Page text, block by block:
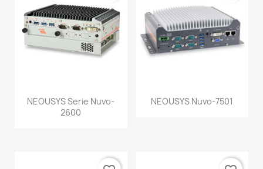
NEOUSYS Serie Nuvo-
2600
NEOUSYS Nuvo-7501